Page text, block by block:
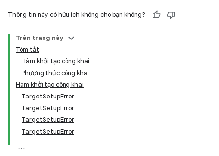
Thông tin này có hữu ích không cho bạn không?
Trên trang này
Tóm tắt
Hàm khởi tạo công khai
Phương thức công khai
Hàm khởi tạo công khai
TargetSetupError
TargetSetupError
TargetSetupError
TargetSetupError